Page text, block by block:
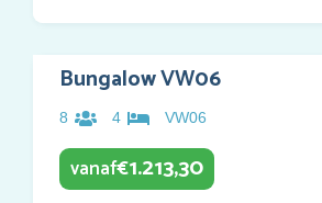
Bungalow VW06
8 4 VW06
vanaf€1.213,30